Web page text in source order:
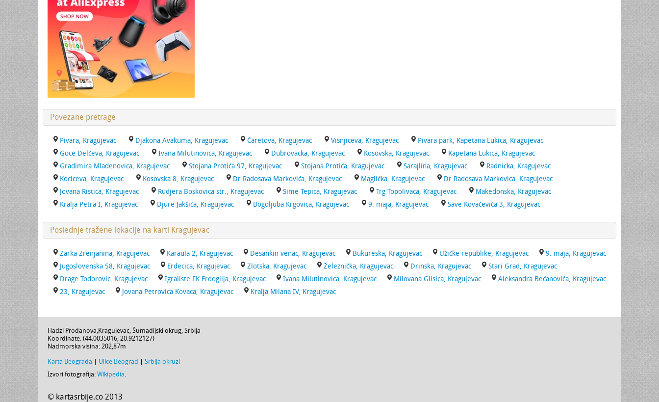
Povezane pretrage
Pivara, Kragujevac Djakona Avakuma, Kragujevac Čaretova, Kragujevac Visnjiceva, Kragujevac
Pivara park, Kapetana Lukica, Kragujevac
Goce Delčeva, Kragujevac
Ivana Milutinovica, Kragujevac Dubrovacka, Kragujevac Kosovska, Kragujevac
Kapetana Lukica, Kragujevac
Gradimira Mladenovica, Kragujevac
Stojana Protića 97, Kragujevac Stojana Protića, Kragujevac Sarajlina, Kragujevac
Radnicka, Kragujevac
Kociceva, Kragujevac
Kosovska 8, Kragujevac Dr Radosava Markovića, Kragujevac Maglićka, Kragujevac
Dr Radosava Markovica, Kragujevac
Jovana Ristica, Kragujevac
Rudjera Boskovica str., Kragujevac Sime Tepica, Kragujevac Trg Topolivaca, Kragujevac
Makedonska, Kragujevac
Kralja Petra I, Kragujevac
Djure Jakšića, Kragujevac Bogoljuba Krgovica, Kragujevac 9. maja, Kragujevac Save Kovačevića 3, Kragujevac
Poslednje tražene lokacije na karti Kragujevac
Zarka Zrenjanina, Kragujevac Karaula 2, Kragujevac Desankin venac, Kragujevac Bukureska, Kragujevac Užičke republike, Kragujevac
9. maja, Kragujevac
Jugoslovenska 58, Kragujevac
Erdecica, Kragujevac Zlotska, Kragujevac Železnička, Kragujevac Drinska, Kragujevac
Stari Grad, Kragujevac
Drage Todorovic, Kragujevac
Igraliste FK Erdoglija, Kragujevac Ivana Milutinovica, Kragujevac Milovana Glisica, Kragujevac
Aleksandra Bećanovića, Kragujevac
23, Kragujevac
Jovana Petrovica Kovaca, Kragujevac Kralja Milana IV, Kragujevac
Hadzi Prodanova,Kragujevac, Šumadijski okrug, Srbija
Koordinate: (44.0035016, 20.9212127)
Nadmorska visina: 202,87m
Karta Beograda Ulice Beograd
Srbija okruzi
Izvori fotografija: Wikipedia.
© kartasrbije.co 2013